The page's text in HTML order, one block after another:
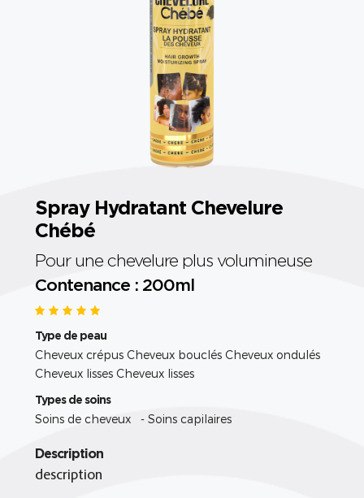
Spray Hydratant Chevelure
Chébé
Pour une chevelure plus volumineuse
Contenance : 200ml
Type de peau
Cheveux crépus Cheveux bouclés Cheveux ondulés
Cheveux lisses Cheveux lisses
Types de soins
Soins de cheveux - Soins capilaires
Description
description